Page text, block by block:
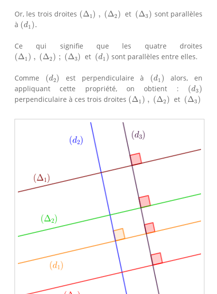
Or, les trois droites (Δ1 ) , (Δ2)
(Δ1 ), 2) et (Δ3)
(Δ3 ) sont parallèles
à (d1 ).
(d1)
Ce qui signifie que les quatre droites
(Δ1 ) , (Δ2) ; (Δ3)
(Δ1 ), Δ2) (Δ 3 ) et (d1 )
(d1) sont parallèles entre elles.
Comme (d2)
(d2) est perpendiculaire à (d1 )
(d1) alors, en
appliquant cette propriété, on obtient : (d3)
(d3)
perpendiculaire à ces trois droites (Δ1 ) , (Δ2)
(Δ1 ), 2) et (Δ3)
(Δ3)